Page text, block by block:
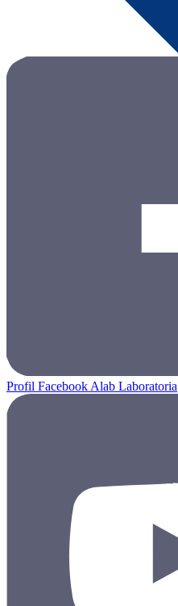
Profil Facebook Alab Laboratoria